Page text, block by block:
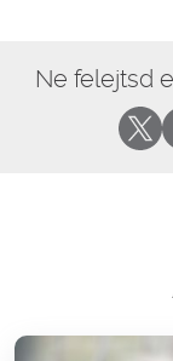
Ne felejtsd